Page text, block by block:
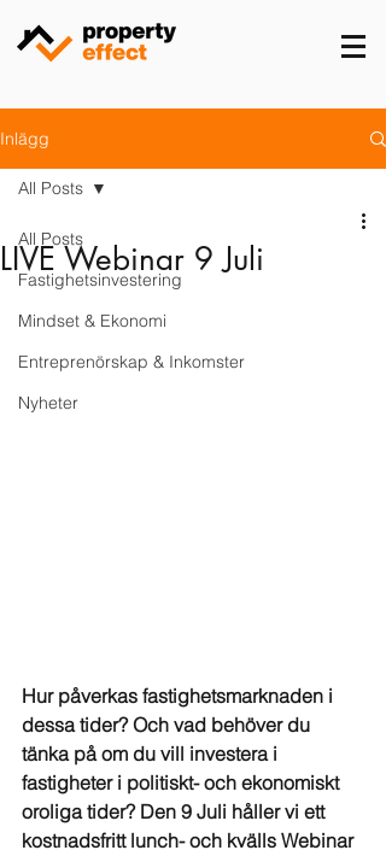
Inlägg
All Posts
Fastighetsinvestering
Mindset & Ekonomi
Entreprenörskap & Inkomster
Nyheter
All Posts
LIVE Webinar 9 Juli
Hur påverkas fastighetsmarknaden i
dessa tider? Och vad behöver du
tänka på om du vill investera i
fastigheter i politiskt- och ekonomiskt
oroliga tider? Den 9 Juli håller vi ett
kostnadsfritt lunch- och kvälls Webinar